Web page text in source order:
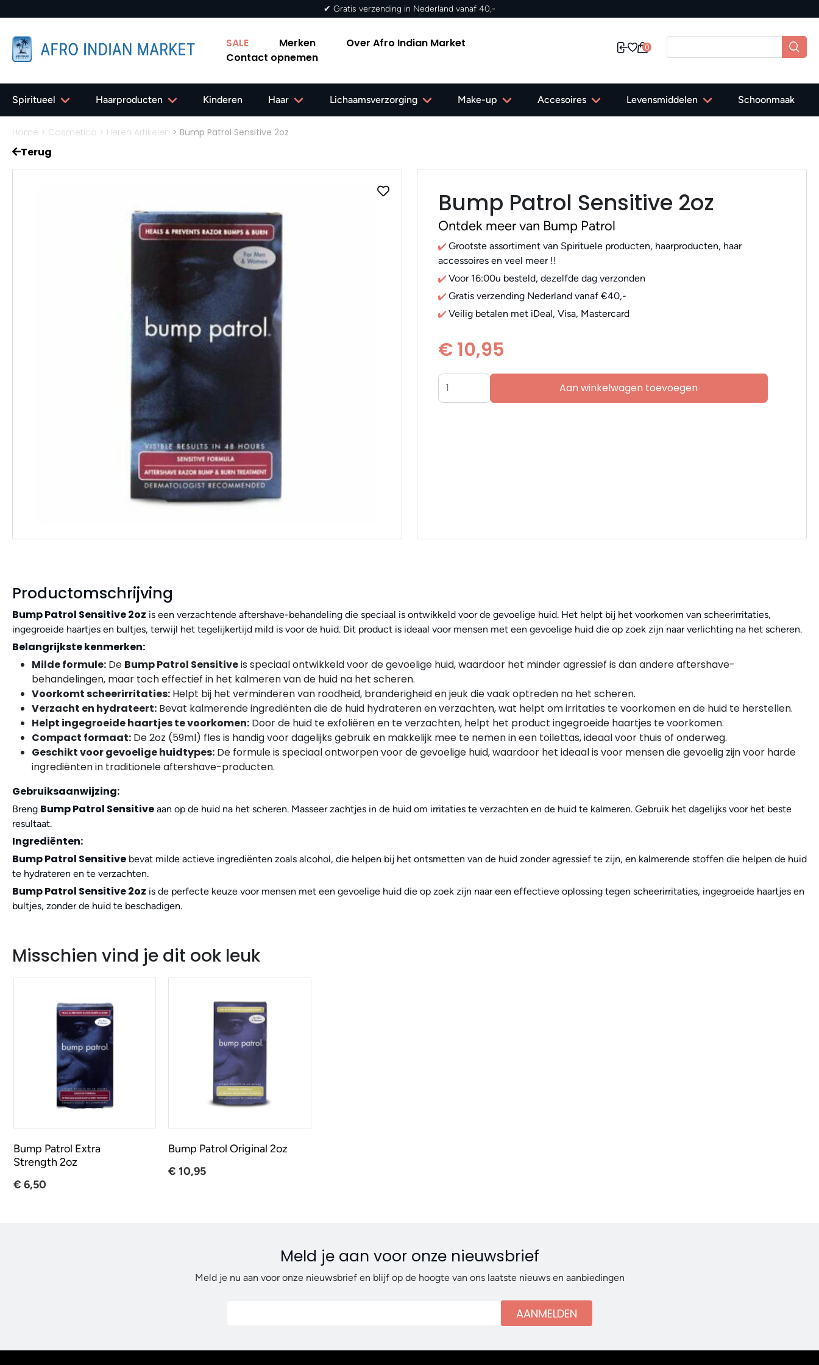
✔ Gratis verzending in Nederland vanaf 40,-
SALE Merken
Over Afro Indian Market
Contact opnemen
0
Spiritueel Haarproducten Kinderen Haar Lichaamsverzorging Make-up Accesoires Levensmiddelen Schoonmaak
Home > Cosmetica > Heren Artikelen > Bump Patrol Sensitive 2oz
Terug
Bump Patrol Sensitive 2oz
Ontdek meer van Bump Patrol
Grootste assortiment van Spirituele producten, haarproducten, haar
accessoires en veel meer !!
Voor 16:00u besteld, dezelfde dag verzonden
Gratis verzending Nederland vanaf €40,-
Veilig betalen met iDeal, Visa, Mastercard
€ 10,95
Aan winkelwagen toevoegen
Productomschrijving
Bump Patrol Sensitive 2oz is een verzachtende aftershave-behandeling die speciaal is ontwikkeld voor de gevoelige huid. Het helpt bij het voorkomen van scheerirritaties,
ingegroeide haartjes en bultjes, terwijl het tegelijkertijd mild is voor de huid. Dit product is ideaal voor mensen met een gevoelige huid die op zoek zijn naar verlichting na het scheren.
Belangrijkste kenmerken:
Milde formule: De Bump Patrol Sensitiveis speciaal ontwikkeld voor de gevoelige huid, waardoor het minder agressief is dan andere aftershave-
behandelingen, maar toch effectief in het kalmeren van de huid na het scheren.
Voorkomt scheerirritaties: Helpt bij het verminderen van roodheid, branderigheid en jeuk die vaak optreden na het scheren.
Verzacht en hydrateert: Bevat kalmerende ingrediënten die de huid hydrateren en verzachten, wat helpt om irritaties te voorkomen en de huid te herstellen.
Helpt ingegroeide haartjes te voorkomen: Door de huid te exfoliëren en te verzachten, helpt het product ingegroeide haartjes te voorkomen.
Compact formaat: De 2oz (59ml) fles is handig voor dagelijks gebruik en makkelijk mee te nemen in een toilettas, ideaal voor thuis of onderweg.
Geschikt voor gevoelige huidtypes: De formule is speciaal ontworpen voor de gevoelige huid, waardoor het ideaal is voor mensen die gevoelig zijn voor harde
ingrediënten in traditionele aftershave-producten.
Gebruiksaanwijzing:
Breng Bump Patrol Sensitive aan op de huid na het scheren. Masseer zachtjes in de huid om irritaties te verzachten en de huid te kalmeren. Gebruik het dagelijks voor het beste
resultaat.
Ingrediënten:
Bump Patrol Sensitive bevat milde actieve ingrediënten zoals alcohol, die helpen bij het ontsmetten van de huid zonder agressief te zijn, en kalmerende stoffen die helpen de huid
te hydrateren en te verzachten.
Bump Patrol Sensitive 2oz is de perfecte keuze voor mensen met een gevoelige huid die op zoek zijn naar een effectieve oplossing tegen scheerirritaties, ingegroeide haartjes en
bultjes, zonder de huid te beschadigen.
Misschien vind je dit ook leuk
Bump Patrol Extra
Strength 2oz
€ 6,50
Bump Patrol Original 2oz
€ 10,95
Meld je aan voor onze nieuwsbrief
Meld je nu aan voor onze nieuwsbrief en blijf op de hoogte van ons laatste nieuws en aanbiedingen
AANMELDEN